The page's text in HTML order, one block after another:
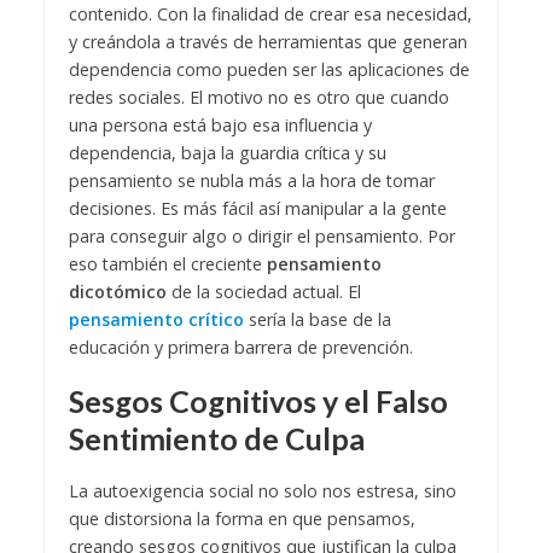
contenido. Con la finalidad de crear esa necesidad,
y creándola a través de herramientas que generan
dependencia como pueden ser las aplicaciones de
redes sociales. El motivo no es otro que cuando
una persona está bajo esa influencia y
dependencia, baja la guardia crítica y su
pensamiento se nubla más a la hora de tomar
decisiones. Es más fácil así manipular a la gente
para conseguir algo o dirigir el pensamiento. Por
eso también el creciente pensamiento
dicotómico de la sociedad actual. El
pensamiento crítico sería la base de la
educación y primera barrera de prevención.
Sesgos Cognitivos y el Falso
Sentimiento de Culpa
La autoexigencia social no solo nos estresa, sino
que distorsiona la forma en que pensamos,
creando sesgos cognitivos que justifican la culpa